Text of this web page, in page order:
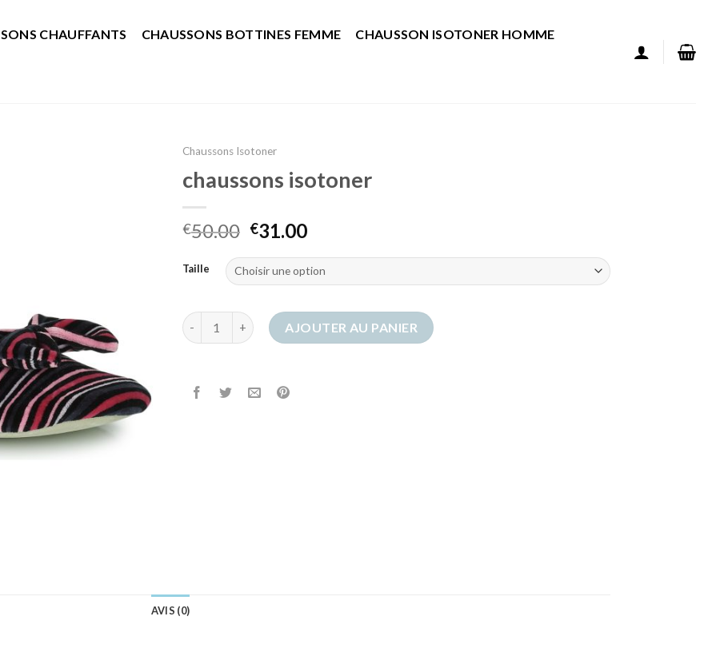
CHAUFFANTS CHAUSSONS BOTTINES FEMME CHAUSSON ISOTONER HOMME
Chaussons Isotoner
chaussons isotoner
€50.00 €31.00
Taille
quantité de chaussons isotonerAJOUTER AU PANIER
AVIS (0)